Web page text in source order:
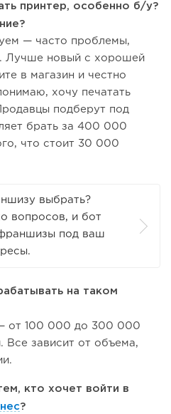
принтер, особенно б/у?
— часто проблемы,
Лучше новый с хорошей
в магазин и честно
хочу печатать
подберут под
брать за 400 000
что стоит 30 000
выбрать?
вопросов, и бот
под ваш
на таком
от 100 000 до 300 000
Все зависит от объема,
кто хочет войти в
?